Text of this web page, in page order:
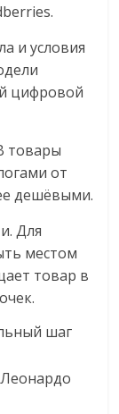
и условия
цифровой
товары
от
дешёвыми.
Для
местом
товар в
шаг